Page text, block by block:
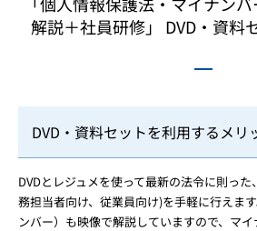
解説＋社員研修」 DVD・資料
DVD・資料セットを利用するメリ
DVDとレジュメを使って最新の法令に則っ
務担当者向け、従業員向け)を手軽に行えま
ンバー）も映像で解説していますので、マ